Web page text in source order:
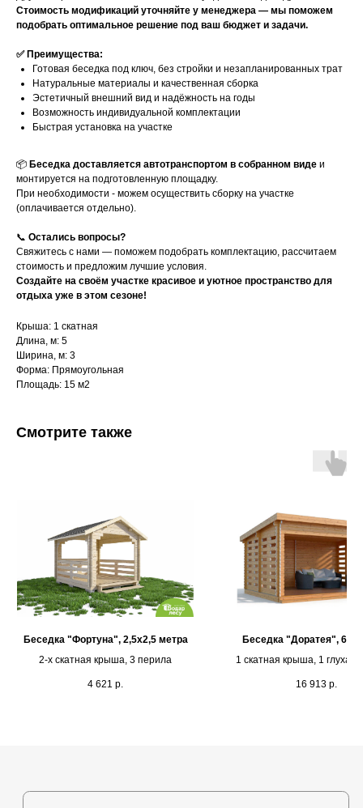
Стоимость модификаций уточняйте у менеджера — мы поможем
подобрать оптимальное решение под ваш бюджет и задачи.
✅ Преимущества:
Готовая беседка под ключ, без стройки и незапланированных трат
Натуральные материалы и качественная сборка
Эстетичный внешний вид и надёжность на годы
Возможность индивидуальной комплектации
Быстрая установка на участке
📦 Беседка доставляется автотранспортом в собранном виде и
монтируется на подготовленную площадку.
При необходимости - можем осуществить сборку на участке
(оплачивается отдельно).
📞 Остались вопросы?
Свяжитесь с нами — поможем подобрать комплектацию, рассчитаем
стоимость и предложим лучшие условия.
Создайте на своём участке красивое и уютное пространство для
отдыха уже в этом сезоне!
Крыша: 1 скатная
Длина, м: 5
Ширина, м: 3
Форма: Прямоугольная
Площадь: 15 м2
Смотрите также
Беседка "Фортуна", 2,5х2,5 метра
2-х скатная крыша, 3 перила
4 621 р.
Беседка "Доратея", 6х4
1 скатная крыша, 1 глухая
16 913 р.
Выставочная площадка
Оплата и кредитование
Контакты
+375 (44) 772-92-22
s1-ovk@yandex.by